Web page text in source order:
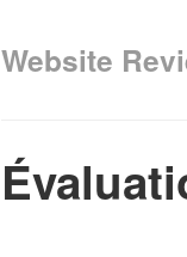
Website